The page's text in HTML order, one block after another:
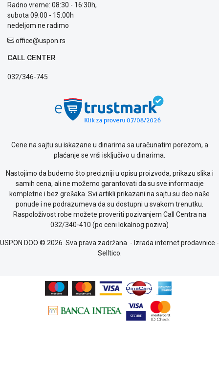
Radno vreme: 08:30 - 16:30h,
subota 09:00 - 15:00h
nedeljom ne radimo
office@uspon.rs
CALL CENTER
032/346-745
Cene na sajtu su iskazane u dinarima sa uračunatim porezom, a
plaćanje se vrši isključivo u dinarima.
Nastojimo da budemo što precizniji u opisu proizvoda, prikazu slika i
samih cena, ali ne možemo garantovati da su sve informacije
kompletne i bez grešaka. Svi artikli prikazani na sajtu su deo naše
ponude i ne podrazumeva da su dostupni u svakom trenutku.
Raspoloživost robe možete proveriti pozivanjem Call Centra na
032/340-410 (po ceni lokalnog poziva)
USPON DOO © 2026. Sva prava zadržana. - Izrada internet prodavnice -
Selltico.